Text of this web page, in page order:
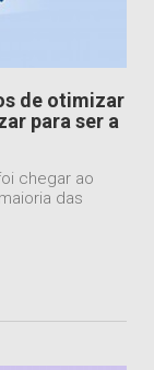
de otimizar
para ser a
chegar ao
das